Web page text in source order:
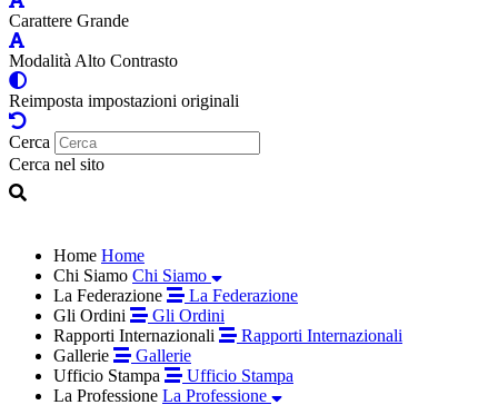
Carattere Grande
Modalità Alto Contrasto
Reimposta impostazioni originali
Cerca
Cerca nel sito
Home Home
Chi Siamo Chi Siamo
La Federazione
La Federazione
Gli Ordini
Gli Ordini
Rapporti Internazionali
Rapporti Internazionali
Gallerie
Gallerie
Ufficio Stampa
Ufficio Stampa
La Professione La Professione